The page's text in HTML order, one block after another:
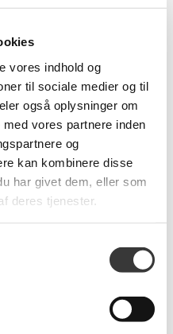
vores indhold og
til sociale medier og til
også oplysninger om
vores partnere inden
og
kan kombinere disse
har givet dem, eller som
deres tjenester.